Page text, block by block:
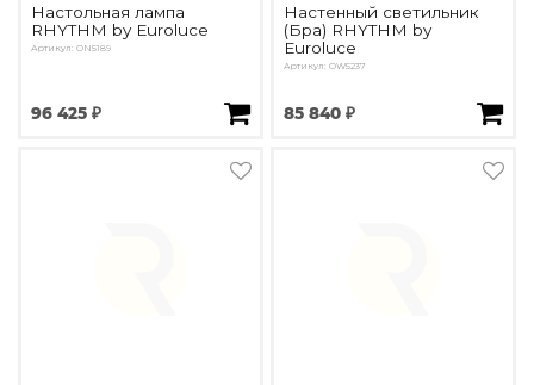
Настольная лампа
RHYTHM by Euroluce
Артикул: ON5189
96 425 ₽
Настенный светильник
(Бра) RHYTHM by
Euroluce
Артикул: OW5237
85 840 ₽